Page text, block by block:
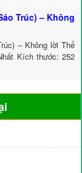
Trúc) – Không
– Không lời Thể
Kích thước: 252